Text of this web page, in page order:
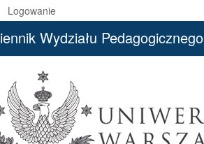
Logowanie
Wydziału Pedagogicznego